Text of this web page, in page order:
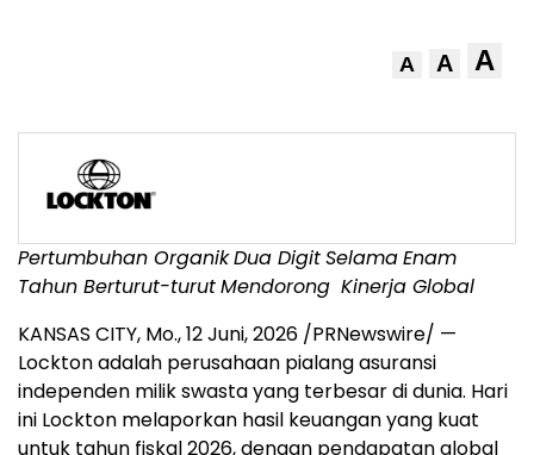
A A A
Pertumbuhan OrganikDua DigitSelamaEnam
Tahun Berturut-turutMendorong Kinerja Global
KANSAS CITY, Mo.,12 Juni, 2026 /PRNewswire/ —
Lockton adalah perusahaan pialang asuransi
independen milik swasta yang terbesar di dunia. Hari
ini Lockton melaporkan hasil keuangan yang kuat
untuk tahun fiskal 2026, dengan pendapatan global